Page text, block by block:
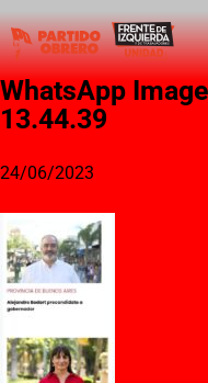
WhatsApp
13.44.39
24/06/2023